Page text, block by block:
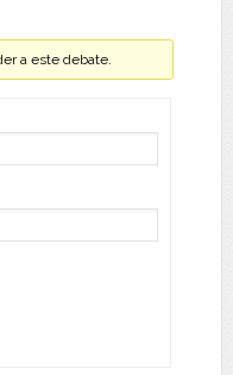
a este debate.